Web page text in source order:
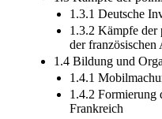
1.3.1 Deutsche
1.3.2 Kämpfe der
der französischen
1.4 Bildung und
1.4.1
1.4.2 Formierung
Frankreich